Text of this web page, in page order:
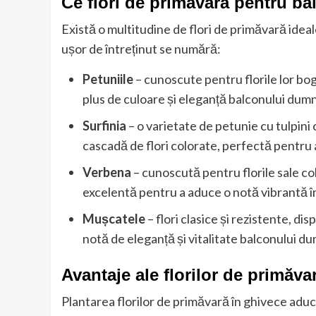
Există o multitudine de flori de primăvară
ușor de întreținut se numără:
Petuniile– cunoscute pentru florile lor
plus de culoare și eleganță balconului
Surfinia – o varietate de petunie cu
cascadă de flori colorate, perfectă pentru
Verbena – cunoscută pentru florile sale
excelentă pentru a aduce o notă vibrantă
Mușcatele– flori clasice și rezistente,
notă de eleganță și vitalitate balconului
Avantaje ale florilor de
Plantarea florilor de primăvară în ghivece